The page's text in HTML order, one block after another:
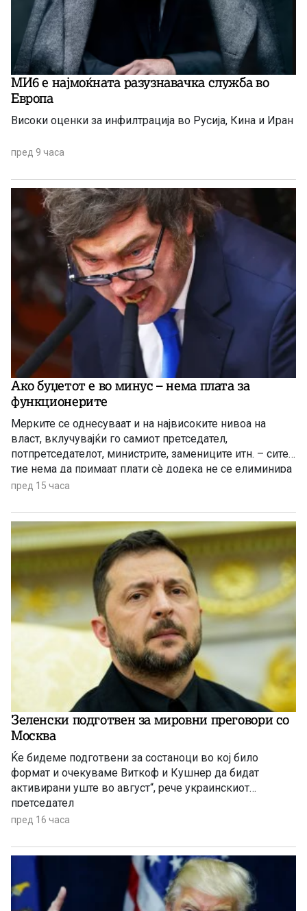
МИ6 е најмоќната разузнавачка служба во
Европа
Високи оценки за инфилтрација во Русија, Кина и Иран
пред 9 часа
Ако буџетот е во минус – нема плата за
функционерите
Мерките се однесуваат и на највисоките нивоа на
власт, вклучувајќи го самиот претседател,
потпретседателот, министрите, замениците итн. – сите
тие нема да примаат плати сè додека не се елиминира
буџетскиот дефицит
пред 15 часа
Зеленски подготвен за мировни преговори со
Москва
Ќе бидеме подготвени за состаноци во кој било
формат и очекуваме Виткоф и Кушнер да бидат
активирани уште во август“, рече украинскиот
претседател
пред 16 часа